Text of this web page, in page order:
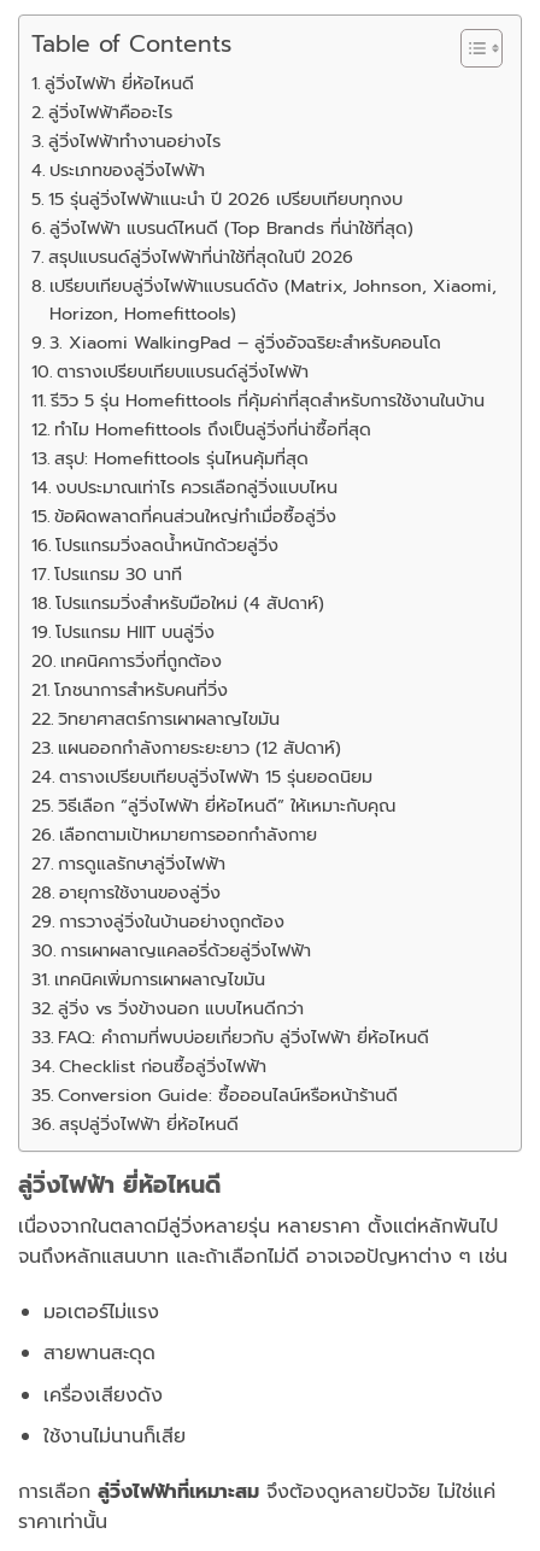
Table of Contents
ลู่วิ่งไฟฟ้า ยี่ห้อไหนดี
ลู่วิ่งไฟฟ้าคืออะไร
ลู่วิ่งไฟฟ้าทำงานอย่างไร
ประเภทของลู่วิ่งไฟฟ้า
15 รุ่นลู่วิ่งไฟฟ้าแนะนำ ปี 2026 เปรียบเทียบทุกงบ
ลู่วิ่งไฟฟ้า แบรนด์ไหนดี (Top Brands ที่น่าใช้ที่สุด)
สรุปแบรนด์ลู่วิ่งไฟฟ้าที่น่าใช้ที่สุดในปี 2026
เปรียบเทียบลู่วิ่งไฟฟ้าแบรนด์ดัง (Matrix, Johnson, Xiaomi,
Horizon, Homefittools)
3. Xiaomi WalkingPad – ลู่วิ่งอัจฉริยะสำหรับคอนโด
ตารางเปรียบเทียบแบรนด์ลู่วิ่งไฟฟ้า
รีวิว 5 รุ่น Homefittools ที่คุ้มค่าที่สุดสำหรับการใช้งานในบ้าน
ทำไม Homefittools ถึงเป็นลู่วิ่งที่น่าซื้อที่สุด
สรุป: Homefittools รุ่นไหนคุ้มที่สุด
งบประมาณเท่าไร ควรเลือกลู่วิ่งแบบไหน
ข้อผิดพลาดที่คนส่วนใหญ่ทำเมื่อซื้อลู่วิ่ง
โปรแกรมวิ่งลดน้ำหนักด้วยลู่วิ่ง
โปรแกรม 30 นาที
โปรแกรมวิ่งสำหรับมือใหม่ (4 สัปดาห์)
โปรแกรม HIIT บนลู่วิ่ง
เทคนิคการวิ่งที่ถูกต้อง
โภชนาการสำหรับคนที่วิ่ง
วิทยาศาสตร์การเผาผลาญไขมัน
แผนออกกำลังกายระยะยาว (12 สัปดาห์)
ตารางเปรียบเทียบลู่วิ่งไฟฟ้า 15 รุ่นยอดนิยม
วิธีเลือก “ลู่วิ่งไฟฟ้า ยี่ห้อไหนดี” ให้เหมาะกับคุณ
เลือกตามเป้าหมายการออกกำลังกาย
การดูแลรักษาลู่วิ่งไฟฟ้า
อายุการใช้งานของลู่วิ่ง
การวางลู่วิ่งในบ้านอย่างถูกต้อง
การเผาผลาญแคลอรี่ด้วยลู่วิ่งไฟฟ้า
เทคนิคเพิ่มการเผาผลาญไขมัน
ลู่วิ่ง vs วิ่งข้างนอก แบบไหนดีกว่า
FAQ: คำถามที่พบบ่อยเกี่ยวกับ ลู่วิ่งไฟฟ้า ยี่ห้อไหนดี
Checklist ก่อนซื้อลู่วิ่งไฟฟ้า
Conversion Guide: ซื้อออนไลน์หรือหน้าร้านดี
สรุปลู่วิ่งไฟฟ้า ยี่ห้อไหนดี
ลู่วิ่งไฟฟ้า ยี่ห้อไหนดี
เนื่องจากในตลาดมีลู่วิ่งหลายรุ่น หลายราคา ตั้งแต่หลักพันไป
จนถึงหลักแสนบาท และถ้าเลือกไม่ดี อาจเจอปัญหาต่าง ๆ เช่น
มอเตอร์ไม่แรง
สายพานสะดุด
เครื่องเสียงดัง
ใช้งานไม่นานก็เสีย
การเลือก ลู่วิ่งไฟฟ้าที่เหมาะสม จึงต้องดูหลายปัจจัย ไม่ใช่แค่
ราคาเท่านั้น